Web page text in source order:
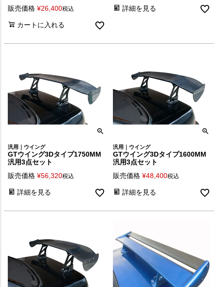
販売価格 ¥26,400税込
カートに入れる
詳細を見る
汎用｜ウイング
GTウイング3Dタイプ1750MM
汎用3点セット
販売価格 ¥56,320税込
詳細を見る
汎用｜ウイング
GTウイング3Dタイプ1600MM
汎用3点セット
販売価格 ¥48,400税込
詳細を見る